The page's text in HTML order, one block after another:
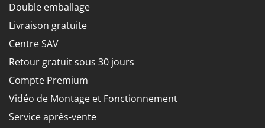
Smeg
Snapper
Solidur
Spice Electronics
Spiralmac
Spring Protezione
Spyro
Double emballage
Livraison gratuite
Centre SAV
Retour gratuit sous 30 jours
Compte Premium
Vidéo de Montage et Fonctionnement
Service après-vente